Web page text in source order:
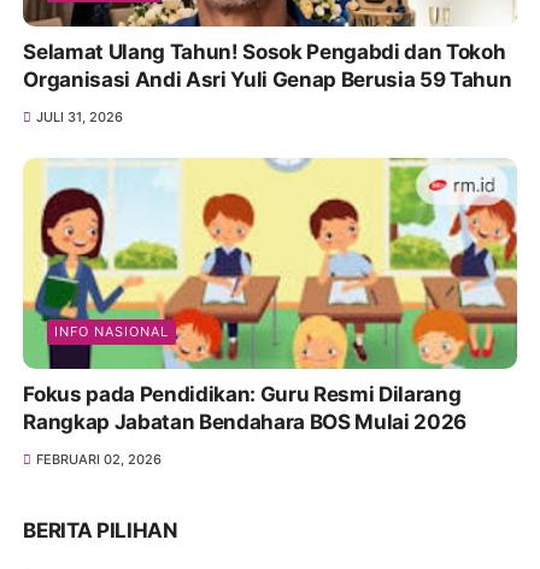
Selamat Ulang Tahun! Sosok Pengabdi dan Tokoh
Organisasi Andi Asri Yuli Genap Berusia 59 Tahun
JULI 31, 2026
INFO NASIONAL
Fokus pada Pendidikan: Guru Resmi Dilarang
Rangkap Jabatan Bendahara BOS Mulai 2026
FEBRUARI 02, 2026
BERITA PILIHAN